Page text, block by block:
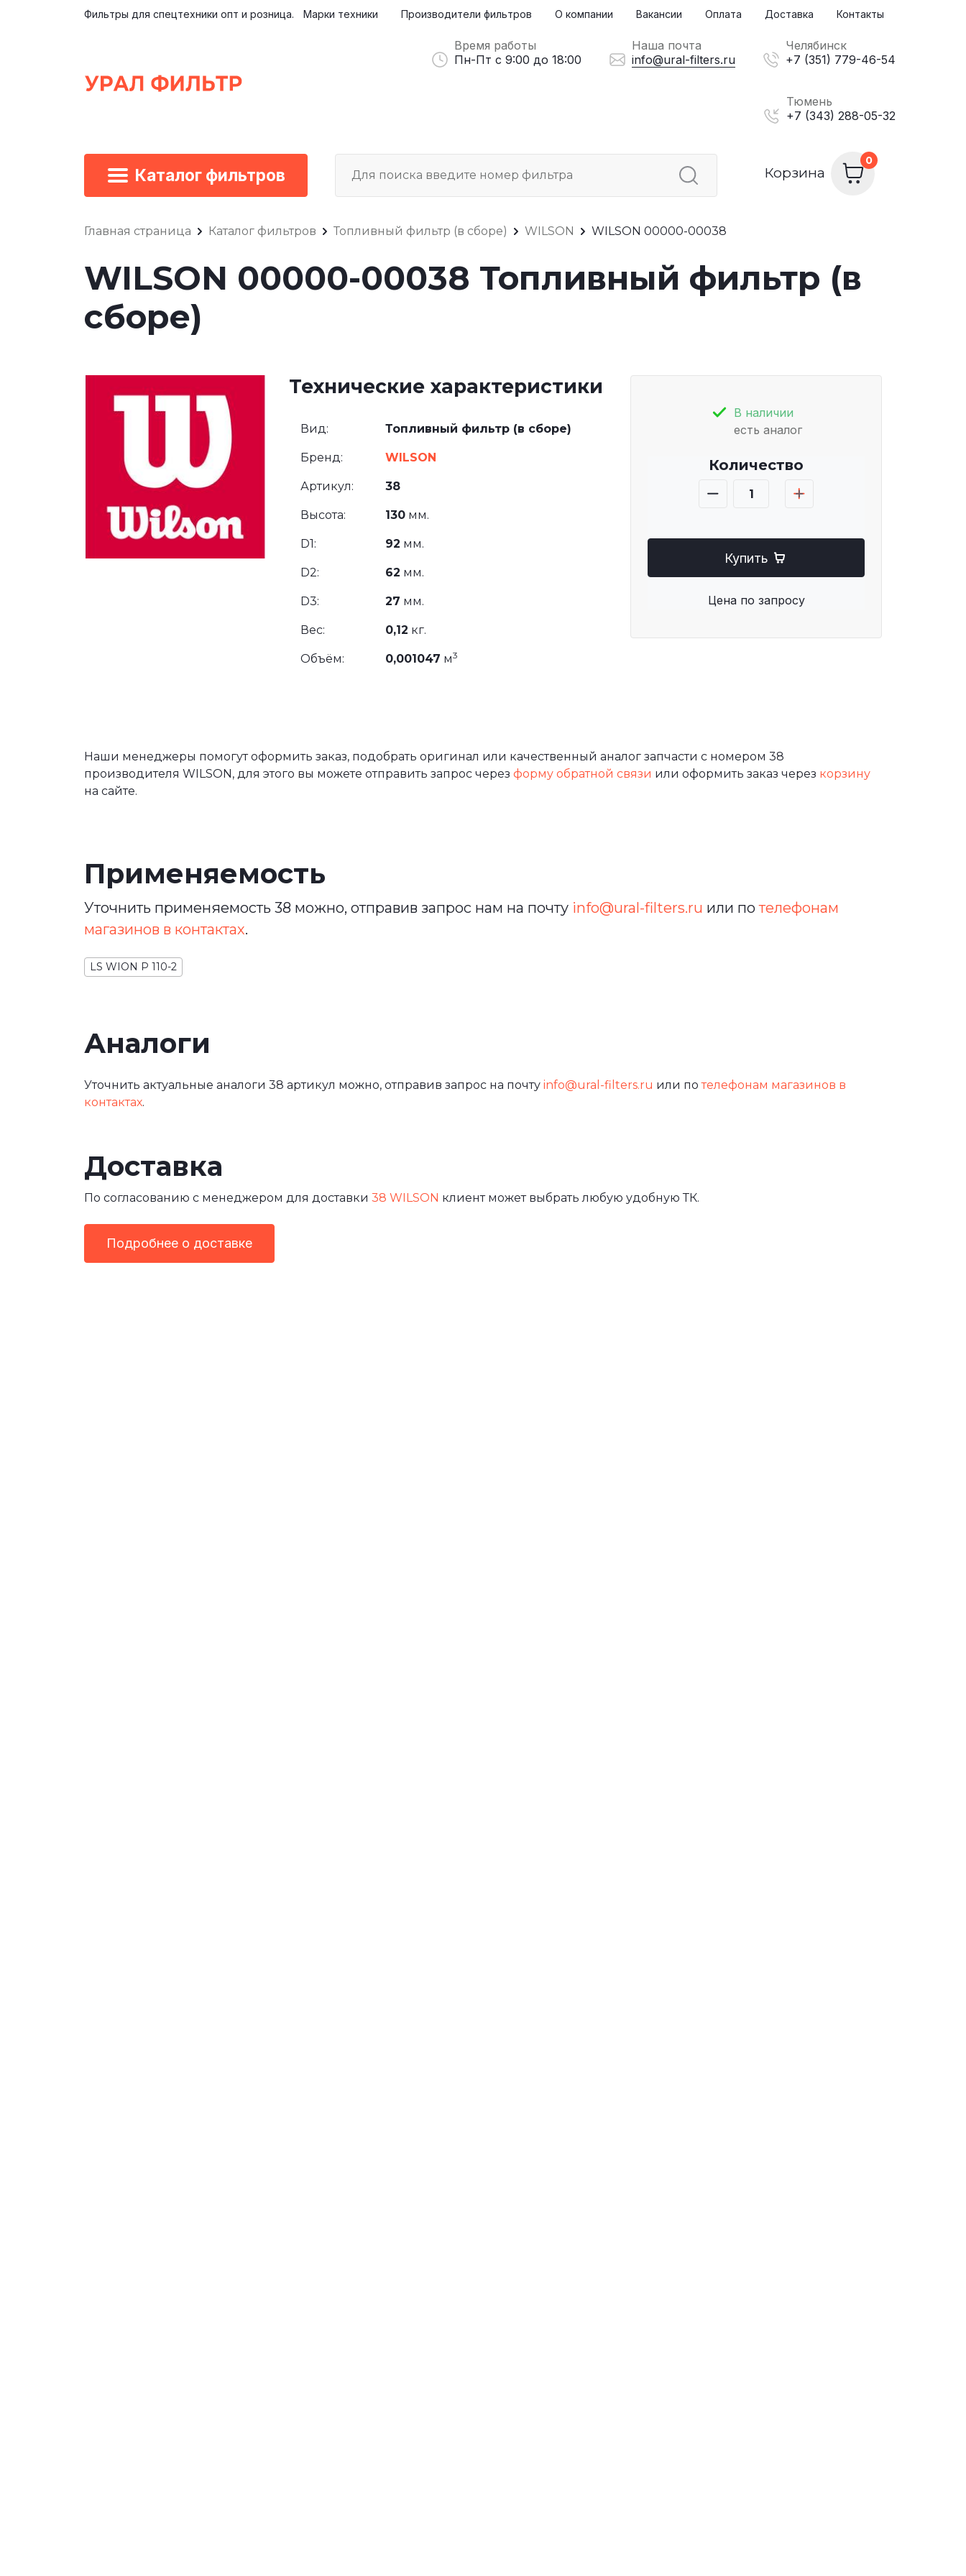
Каталог фильтров Корзина
Фильтры для спецтехники опт и розница. Марки техники Производители фильтров О компании Вакансии Оплата Доставка Контакты
Время работы
Пн-Пт с 9:00 до 18:00
Наша почта
info@ural-filters.ru
Челябинск
+7 (351) 779-46-54
Тюмень
+7 (343) 288-05-32
Главная страница Каталог фильтров Топливный фильтр (в сборе) WILSON WILSON 00000-00038
WILSON 00000-00038 Топливный фильтр (в
сборе)
В наличии
есть аналог
Количество
Купить
Цена по запросу
Технические характеристики
Вид: Топливный фильтр (в сборе)
Бренд: WILSON
Артикул: 38
Высота: 130 мм.
D1: 92 мм.
D2: 62 мм.
D3: 27 мм.
Вес: 0,12 кг.
Объём: 0,001047 м3
Наши менеджеры помогут оформить заказ, подобрать оригинал или качественный аналог запчасти с номером 38
производителя WILSON, для этого вы можете отправить запрос через форму обратной связи или оформить заказ через корзину
на сайте.
Применяемость
Уточнить применяемость 38 можно, отправив запрос нам на почту info@ural-filters.ru или потелефонам
магазинов в контактах.
LS WION P 110-2
Аналоги
Уточнить актуальные аналоги 38 артикул можно, отправив запрос на почту info@ural-filters.ru или потелефонам магазинов в
контактах.
Доставка
По согласованию с менеджером для доставки 38 WILSON клиент может выбрать любую удобную ТК.
Подробнее о доставке